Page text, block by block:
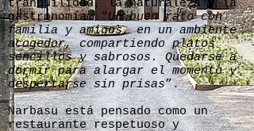
tranquilidad, la naturaleza y la
gastronomía. “Un buen rato con
familia y amigos, en un ambiente
acogedor, compartiendo platos
sencillos y sabrosos. Quedarse a
dormir para alargar el momento y
despertarse sin prisas”.
Narbasu está pensado como un
restaurante respetuoso y